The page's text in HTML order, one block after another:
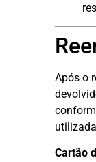
Após o
Cartão